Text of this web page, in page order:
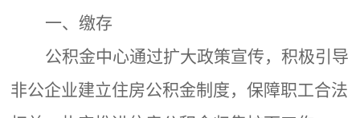
一、缴存
公积金中心通过扩大政策宣传，积极引导
非公企业建立住房公积金制度，保障职工合法